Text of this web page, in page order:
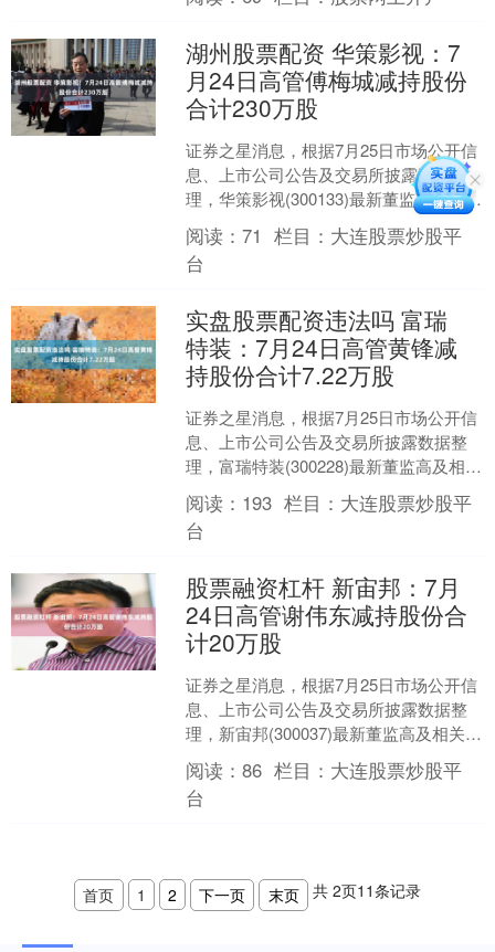
董....
湖州股票配资 华策影视：7
月24日高管傅梅城减持股份
合计230万股
证券之星消息，根据7月25日市场公开信
息、上市公司公告及交易所披露数据整
理，华策影视(300133)最新董监高及相关
人员股份变动情况：2025年7月24日公司
董....
阅读：71 栏目： 大连股票炒股平
台
实盘股票配资违法吗 富瑞
特装：7月24日高管黄锋减
持股份合计7.22万股
证券之星消息，根据7月25日市场公开信
息、上市公司公告及交易所披露数据整
理，富瑞特装(300228)最新董监高及相关
人员股份变动情况：2025年7月24日公司
董....
阅读： 193 栏目： 大连股票炒股平
台
股票融资杠杆 新宙邦：7月
24日高管谢伟东减持股份合
计20万股
证券之星消息，根据7月25日市场公开信
息、上市公司公告及交易所披露数据整
理，新宙邦(300037)最新董监高及相关人
员股份变动情况：2025年7月24日公司董
事....
阅读：86 栏目： 大连股票炒股平
台
首页 1 2 下一页 末页 共 2页11条记录